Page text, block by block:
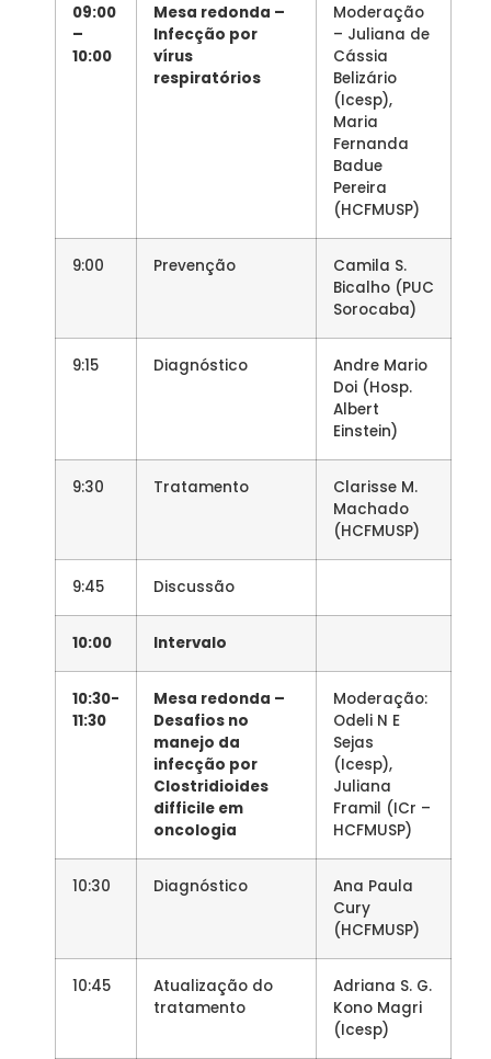
09:00
–
10:00
Mesa redonda –
Infecção por
vírus
respiratórios
Moderação
– Juliana de
Cássia
Belizário
(Icesp),
Maria
Fernanda
Badue
Pereira
(HCFMUSP)
9:00 Prevenção
Camila S.
Bicalho (PUC
Sorocaba)
9:15 Diagnóstico
Andre Mario
Doi (Hosp.
Albert
Einstein)
9:30 Tratamento
Clarisse M.
Machado
(HCFMUSP)
9:45 Discussão
10:00 Intervalo
10:30-
11:30
Mesa redonda –
Desafios no
manejo da
infecção por
Clostridioides
difficile em
oncologia
Moderação:
Odeli N E
Sejas
(Icesp),
Juliana
Framil (ICr –
HCFMUSP)
10:30 Diagnóstico
Ana Paula
Cury
(HCFMUSP)
10:45
Atualização do
tratamento
Adriana S. G.
Kono Magri
(Icesp)